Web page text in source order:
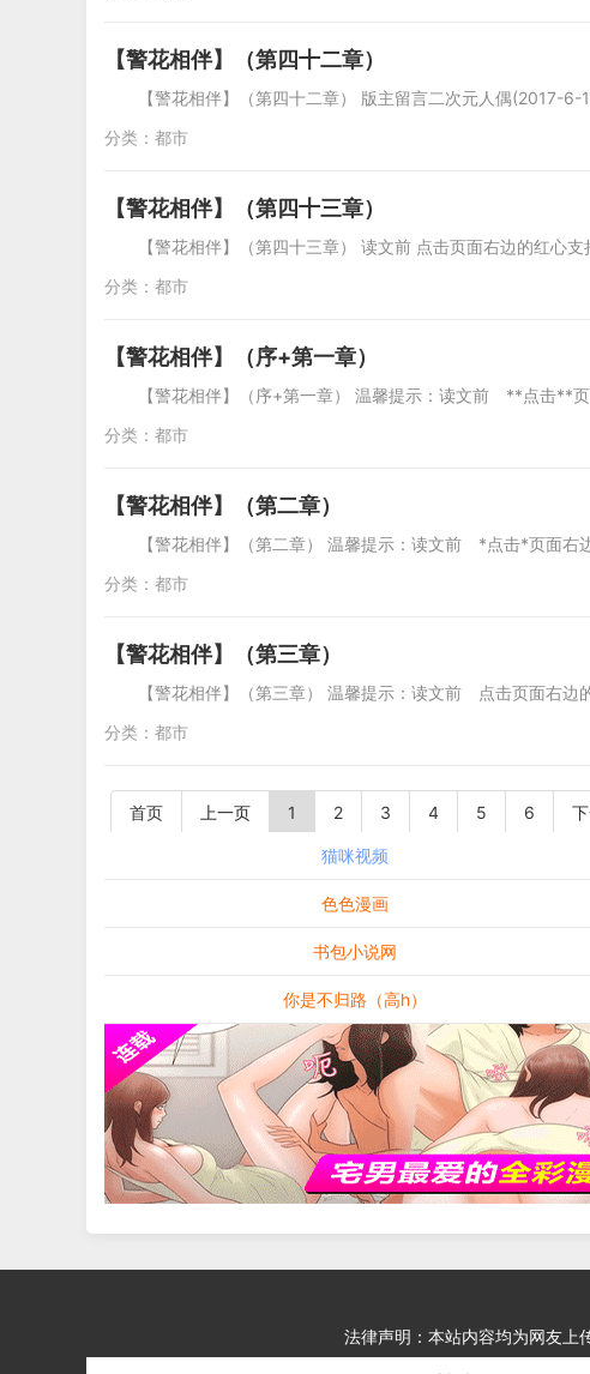
【警花相伴】（第四十二章）
【警花相伴】（第四十二章） 版主留言二次元人偶(2017-
分类： 都市
【警花相伴】（第四十三章）
【警花相伴】（第四十三章） 读文前 点击页面右边的红心
分类： 都市
【警花相伴】（序+第一章）
【警花相伴】（序+第一章） 温馨提示：读文前 **点击**
分类： 都市
【警花相伴】（第二章）
【警花相伴】（第二章） 温馨提示：读文前 *点击*页面右
分类： 都市
【警花相伴】（第三章）
【警花相伴】（第三章） 温馨提示：读文前 点击页
分类： 都市
首页 上一页 1 2 3 4 5 6
猫咪视频
色色漫画
书包小说网
你是不归路（高h）
法律声明：本站内容均为网友上